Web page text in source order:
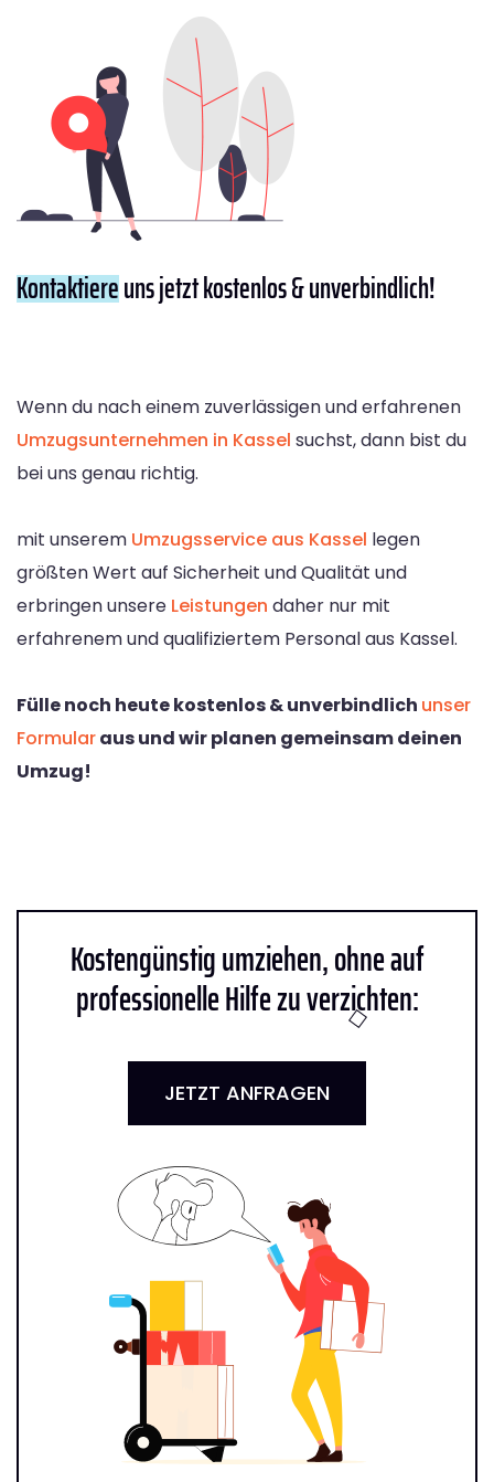
Kontaktiereuns jetzt kostenlos & unverbindlich!
Wenn du nach einem zuverlässigen und erfahrenen
Umzugsunternehmen in Kassel suchst, dann bist du
bei uns genau richtig.
mit unserem Umzugsservice aus Kassel legen
größten Wert auf Sicherheit und Qualität und
erbringen unsere Leistungen daher nur mit
erfahrenem und qualifiziertem Personal aus Kassel.
Fülle noch heute kostenlos & unverbindlich unser
Formularaus und wir planen gemeinsam deinen
Umzug!
Kostengünstig umziehen, ohne auf
professionelle Hilfe zu verzichten:
JETZT ANFRAGEN